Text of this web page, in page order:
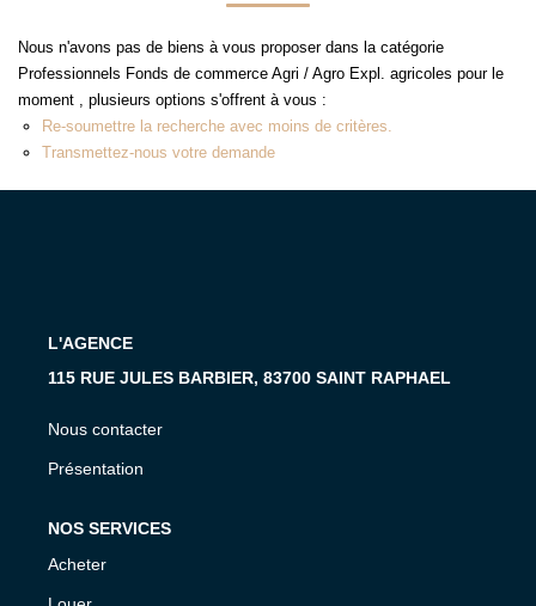
ESTIMATION
AGENCE
Créer une alerte
Nous n'avons pas de biens à vous proposer dans la catégorie
Professionnels Fonds de commerce Agri / Agro Expl. agricoles pour le
moment , plusieurs options s'offrent à vous :
Re-soumettre la recherche avec moins de critères.
Transmettez-nous votre demande
L'AGENCE
115 RUE JULES BARBIER, 83700 SAINT RAPHAEL
Nous contacter
Présentation
NOS SERVICES
Acheter